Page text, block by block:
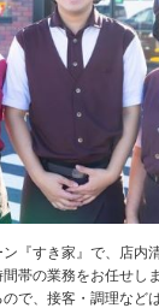
『すき家』で、店内
帯の業務をお任せし
で、接客・調理など